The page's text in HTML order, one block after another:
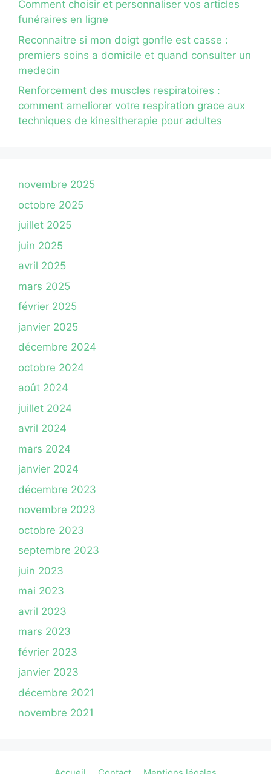
Comment choisir et personnaliser vos articles
funéraires en ligne
Reconnaitre si mon doigt gonfle est casse :
premiers soins a domicile et quand consulter un
medecin
Renforcement des muscles respiratoires :
comment ameliorer votre respiration grace aux
techniques de kinesitherapie pour adultes
novembre 2025
octobre 2025
juillet 2025
juin 2025
avril 2025
mars 2025
février 2025
janvier 2025
décembre 2024
octobre 2024
août 2024
juillet 2024
avril 2024
mars 2024
janvier 2024
décembre 2023
novembre 2023
octobre 2023
septembre 2023
juin 2023
mai 2023
avril 2023
mars 2023
février 2023
janvier 2023
décembre 2021
novembre 2021